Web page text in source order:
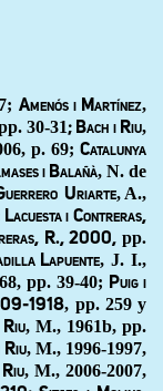
Amenós i Martínez,
30-31; Bach i Riu,
p. 69;Catalunya
i Balañà, N. de
Uriarte, A.,
i Contreras,
R., 2000, pp.
Lapuente, J. I.,
pp. 39-40; Puig i
1918, pp. 259 y
Riu, M., 1961b, pp.
Riu, M., 1996-1997,
, M., 2006-2007,